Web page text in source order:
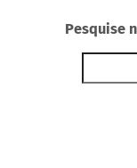
Pesquise